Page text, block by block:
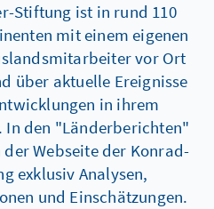
Stiftung ist in rund 110
mit einem eigenen
vor Ort
über aktuelle Ereignisse
in ihrem
In den "Länderberichten"
Webseite der Konrad-
exklusiv Analysen,
und Einschätzungen.